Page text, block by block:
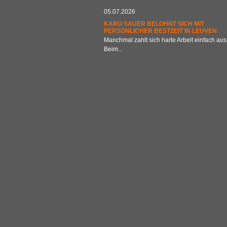
05.07.2026
KARO SAUER BELOHNT SICH MIT
PERSÖNLICHER BESTZEIT IN LEUVEN
Manchmal zahlt sich harte Arbeit einfach
Beim...